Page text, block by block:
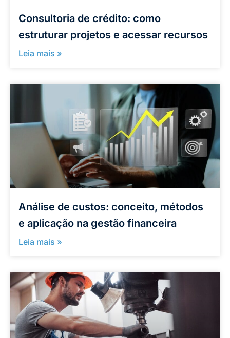
Consultoria de crédito: como
estruturar projetos e acessar recursos
Leia mais »
Análise de custos: conceito, métodos
e aplicação na gestão financeira
Leia mais »